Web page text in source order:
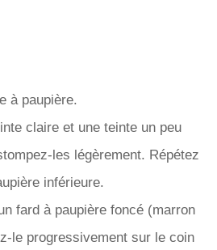
à paupière.
claire et une teinte un peu
les légèrement. Répétez
inférieure.
fard à paupière foncé (marron
le progressivement sur le coin